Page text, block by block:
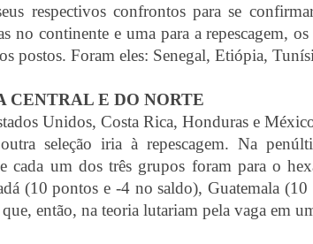
respectivos confrontos para se
no continente e uma para a repescagem,
postos. Foram eles: Senegal, Etiópia,
CENTRAL E DO NORTE
Unidos, Costa Rica, Honduras e
seleção iria à repescagem. Na
cada um dos três grupos foram para o
(10 pontos e -4 no saldo), Guatemala
então, na teoria lutariam pela vaga em